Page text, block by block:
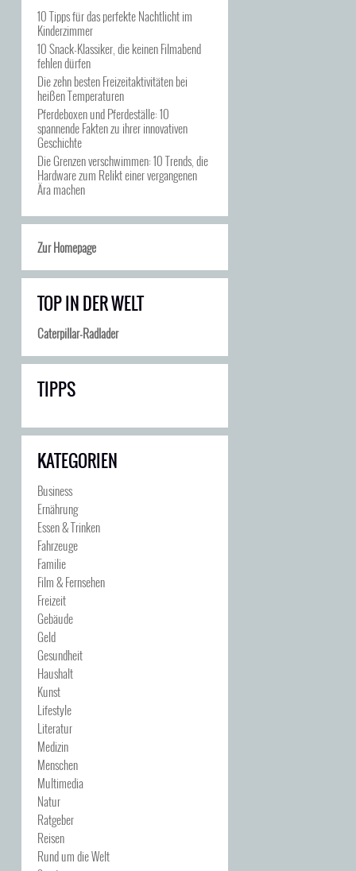
10 Tipps für das perfekte Nachtlicht im
Kinderzimmer
10 Snack-Klassiker, die keinen Filmabend
fehlen dürfen
Die zehn besten Freizeitaktivitäten bei
heißen Temperaturen
Pferdeboxen und Pferdeställe: 10
spannende Fakten zu ihrer innovativen
Geschichte
Die Grenzen verschwimmen: 10 Trends, die
Hardware zum Relikt einer vergangenen
Ära machen
Zur Homepage
TOP IN DER WELT
Caterpillar-Radlader
TIPPS
KATEGORIEN
Business
Ernährung
Essen & Trinken
Fahrzeuge
Familie
Film & Fernsehen
Freizeit
Gebäude
Geld
Gesundheit
Haushalt
Kunst
Lifestyle
Literatur
Medizin
Menschen
Multimedia
Natur
Ratgeber
Reisen
Rund um die Welt